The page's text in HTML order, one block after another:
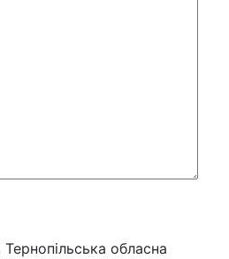
обласна